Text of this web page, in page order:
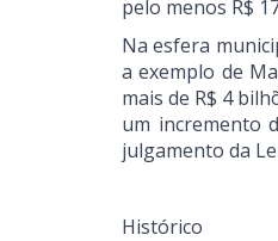
pelo menos R$
Na esfera
a exemplo de
mais de R$ 4
um incremento
julgamento da
Histórico